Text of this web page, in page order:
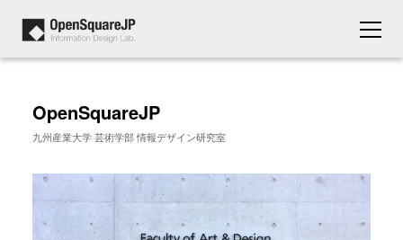
OpenSquareJP
九州産業大学 芸術学部 情報デザイン研究室